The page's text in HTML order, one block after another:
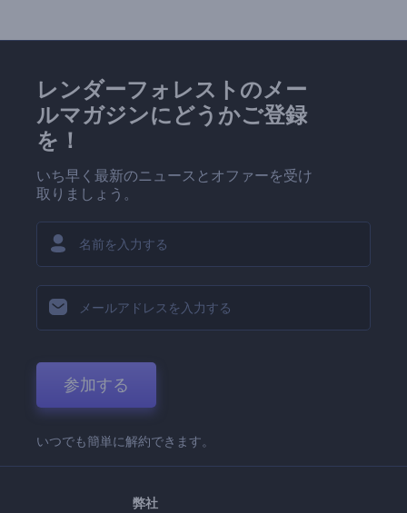
レンダーフォレストのメー
ルマガジンにどうかご登録
を！
いち早く最新のニュースとオファーを受け
取りましょう。
参加する
いつでも簡単に解約できます。
弊社